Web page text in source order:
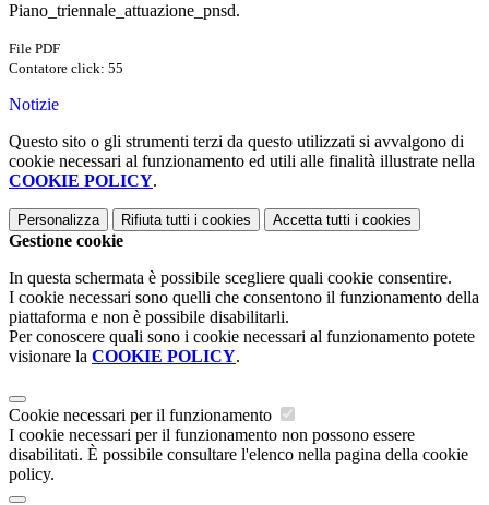
Piano_triennale_attuazione_pnsd.
File PDF
Contatore click: 55
Notizie
Questo sito o gli strumenti terzi da questo utilizzati si avvalgono di
cookie necessari al funzionamento ed utili alle finalità illustrate nella
COOKIE POLICY.
Personalizza Rifiuta tutti i cookies Accetta tutti i cookies
Gestione cookie
In questa schermata è possibile scegliere quali cookie consentire.
I cookie necessari sono quelli che consentono il funzionamento della
piattaforma e non è possibile disabilitarli.
Per conoscere quali sono i cookie necessari al funzionamento potete
visionare la COOKIE POLICY.
Cookie necessari per il funzionamento
I cookie necessari per il funzionamento non possono essere
disabilitati. È possibile consultare l'elenco nella pagina della cookie
policy.